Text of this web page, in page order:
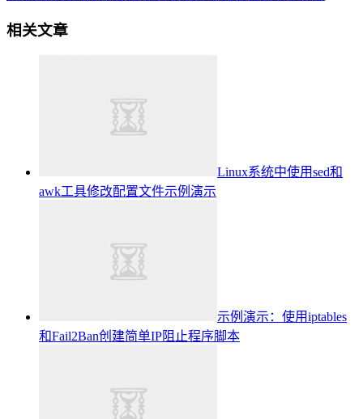
相关文章
Linux系统中使用sed和
awk工具修改配置文件示例演示
示例演示：使用iptables
和Fail2Ban创建简单IP阻止程序脚本